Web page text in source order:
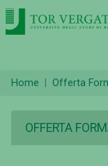
Home Offerta
OFFERTA